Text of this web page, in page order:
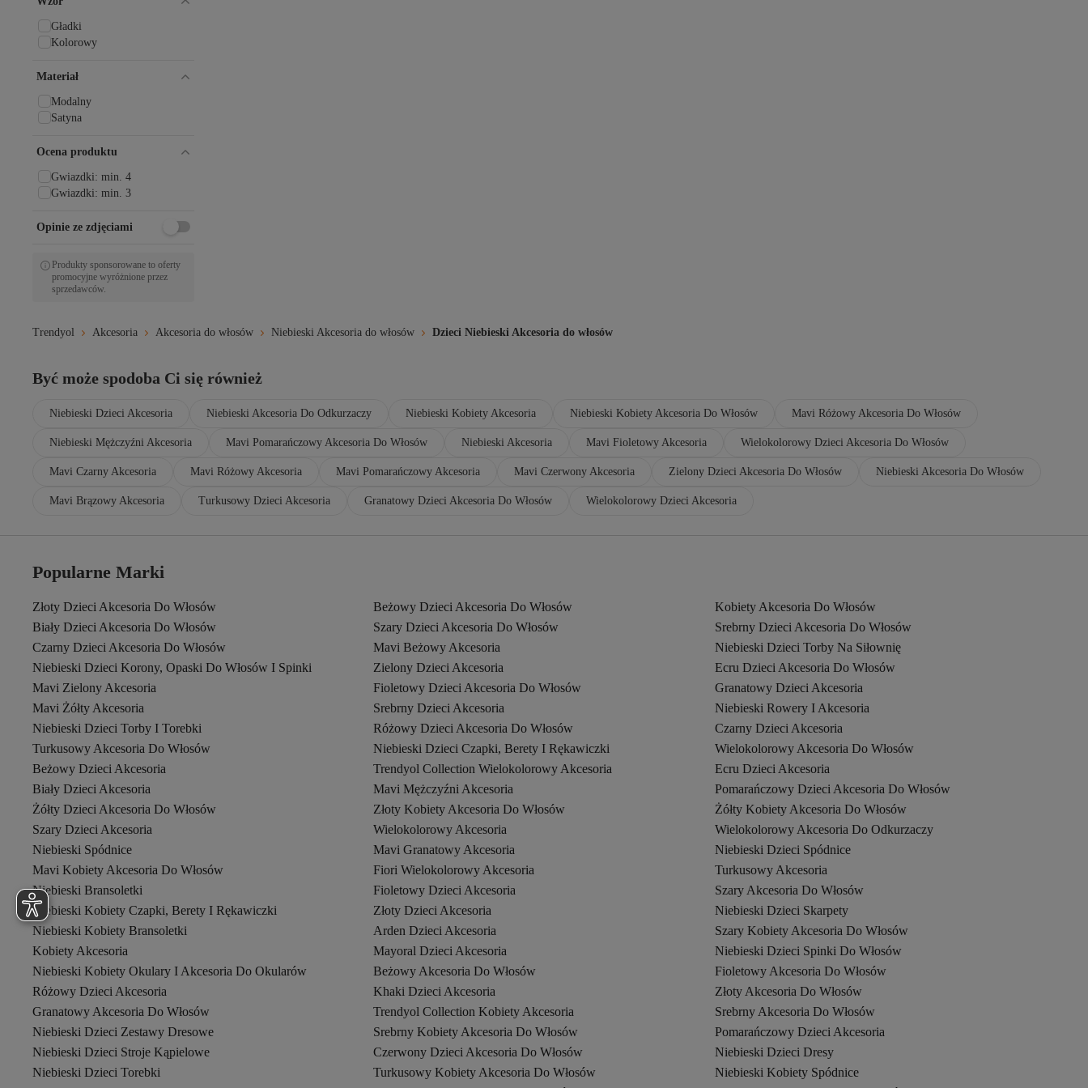
Gładki
Kolorowy
Materiał
Modalny
Satyna
Ocena produktu
Gwiazdki: min. 4
Gwiazdki: min. 3
Opinie ze zdjęciami
Produkty sponsorowane to oferty
promocyjne wyróżnione przez
sprzedawców.
Trendyol Akcesoria Akcesoria do włosów Niebieski Akcesoria do włosów Dzieci Niebieski Akcesoria do włosów
Być może spodoba Ci się również
Niebieski Dzieci Akcesoria Niebieski Akcesoria Do Odkurzaczy Niebieski Kobiety Akcesoria Niebieski Kobiety Akcesoria Do Włosów Mavi Różowy Akcesoria Do Włosów
Niebieski Mężczyźni Akcesoria Mavi Pomarańczowy Akcesoria Do Włosów Niebieski Akcesoria Mavi Fioletowy Akcesoria Wielokolorowy Dzieci Akcesoria Do Włosów
Mavi Czarny Akcesoria Mavi Różowy Akcesoria Mavi Pomarańczowy Akcesoria Mavi Czerwony Akcesoria Zielony Dzieci Akcesoria Do Włosów Niebieski Akcesoria Do Włosów
Mavi Brązowy Akcesoria Turkusowy Dzieci Akcesoria Granatowy Dzieci Akcesoria Do Włosów Wielokolorowy Dzieci Akcesoria
Popularne Marki
Złoty Dzieci Akcesoria Do Włosów Beżowy Dzieci Akcesoria Do Włosów
Kobiety Akcesoria Do Włosów
Biały Dzieci Akcesoria Do Włosów
Szary Dzieci Akcesoria Do Włosów
Srebrny Dzieci Akcesoria Do Włosów
Czarny Dzieci Akcesoria Do Włosów
Mavi Beżowy Akcesoria
Niebieski Dzieci Torby Na Siłownię
Niebieski Dzieci Korony, Opaski Do Włosów I Spinki
Zielony Dzieci Akcesoria
Ecru Dzieci Akcesoria Do Włosów
Mavi Zielony Akcesoria
Fioletowy Dzieci Akcesoria Do Włosów
Granatowy Dzieci Akcesoria
Mavi Żółty Akcesoria
Srebrny Dzieci Akcesoria
Niebieski Rowery I Akcesoria
Niebieski Dzieci Torby I Torebki
Różowy Dzieci Akcesoria Do Włosów
Czarny Dzieci Akcesoria
Turkusowy Akcesoria Do Włosów
Niebieski Dzieci Czapki, Berety I Rękawiczki
Wielokolorowy Akcesoria Do Włosów
Beżowy Dzieci Akcesoria
Trendyol Collection Wielokolorowy Akcesoria
Ecru Dzieci Akcesoria
Biały Dzieci Akcesoria
Mavi Mężczyźni Akcesoria
Pomarańczowy Dzieci Akcesoria Do Włosów
Żółty Dzieci Akcesoria Do Włosów
Złoty Kobiety Akcesoria Do Włosów
Żółty Kobiety Akcesoria Do Włosów
Szary Dzieci Akcesoria
Wielokolorowy Akcesoria
Wielokolorowy Akcesoria Do Odkurzaczy
Niebieski Spódnice
Mavi Granatowy Akcesoria
Niebieski Dzieci Spódnice
Mavi Kobiety Akcesoria Do Włosów
Fiori Wielokolorowy Akcesoria
Turkusowy Akcesoria
Niebieski Bransoletki
Fioletowy Dzieci Akcesoria
Szary Akcesoria Do Włosów
Niebieski Kobiety Czapki, Berety I Rękawiczki
Złoty Dzieci Akcesoria
Niebieski Dzieci Skarpety
Niebieski Kobiety Bransoletki
Arden Dzieci Akcesoria
Szary Kobiety Akcesoria Do Włosów
Kobiety Akcesoria
Mayoral Dzieci Akcesoria
Niebieski Dzieci Spinki Do Włosów
Niebieski Kobiety Okulary I Akcesoria Do Okularów
Beżowy Akcesoria Do Włosów
Fioletowy Akcesoria Do Włosów
Różowy Dzieci Akcesoria
Khaki Dzieci Akcesoria
Złoty Akcesoria Do Włosów
Granatowy Akcesoria Do Włosów
Trendyol Collection Kobiety Akcesoria
Srebrny Akcesoria Do Włosów
Niebieski Dzieci Zestawy Dresowe
Srebrny Kobiety Akcesoria Do Włosów
Pomarańczowy Dzieci Akcesoria
Niebieski Dzieci Stroje Kąpielowe
Czerwony Dzieci Akcesoria Do Włosów
Niebieski Dzieci Dresy
Niebieski Dzieci Torebki
Turkusowy Kobiety Akcesoria Do Włosów
Niebieski Kobiety Spódnice